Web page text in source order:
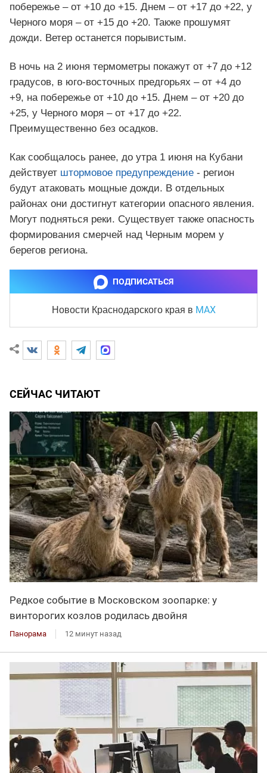
побережье – от +10 до +15. Днем – от +17 до +22, у
Черного моря – от +15 до +20. Также прошумят
дожди. Ветер останется порывистым.
В ночь на 2 июня термометры покажут от +7 до +12
градусов, в юго-восточных предгорьях – от +4 до
+9, на побережье от +10 до +15. Днем – от +20 до
+25, у Черного моря – от +17 до +22.
Преимущественно без осадков.
Как сообщалось ранее, до утра 1 июня на Кубани
действует штормовое предупреждение - регион
будут атаковать мощные дожди. В отдельных
районах они достигнут категории опасного явления.
Могут подняться реки. Существует также опасность
формирования смерчей над Черным морем у
берегов региона.
ПОДПИСАТЬСЯ
Новости Краснодарского края в MAX
СЕЙЧАС ЧИТАЮТ
Редкое событие в Московском зоопарке: у
винторогих козлов родилась двойня
Панорама 12 минут назад